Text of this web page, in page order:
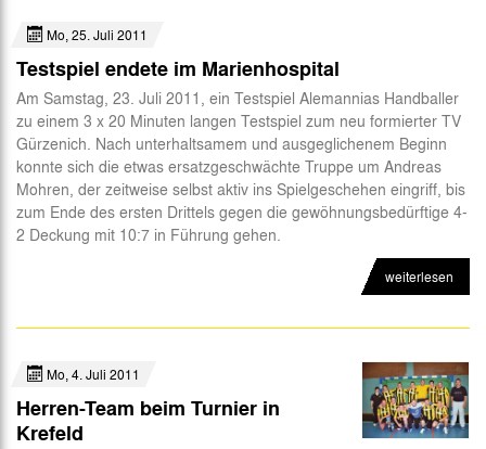
Mo, 25. Juli 2011
Testspiel endete im Marienhospital
Am Samstag, 23. Juli 2011, ein Testspiel Alemannias Handballer
zu einem 3 x 20 Minuten langen Testspiel zum neu formierter TV
Gürzenich. Nach unterhaltsamem und ausgeglichenem Beginn
konnte sich die etwas ersatzgeschwächte Truppe um Andreas
Mohren, der zeitweise selbst aktiv ins Spielgeschehen eingriff, bis
zum Ende des ersten Drittels gegen die gewöhnungsbedürftige 4-
2 Deckung mit 10:7 in Führung gehen.
weiterlesen
Mo, 4. Juli 2011
Herren-Team beim Turnier in
Krefeld